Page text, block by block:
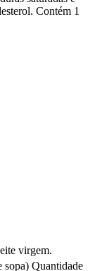
Contém 1
virgem.
sopa) Quantidade